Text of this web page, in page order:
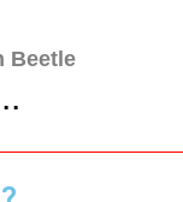
Beetle